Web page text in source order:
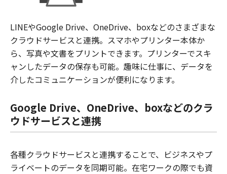
LINEやGoogle Drive、OneDrive、boxなどのさまざまな
クラウドサービスと連携。スマホやプリンター本体か
ら、写真や文書をプリントできます。プリンターでスキ
ャンしたデータの保存も可能。趣味に仕事に、データを
介したコミュニケーションが便利になります。
Google Drive、OneDrive、boxなどのクラ
ウドサービスと連携
各種クラウドサービスと連携することで、ビジネスやプ
ライベートのデータを同期可能。在宅ワークの際でも資